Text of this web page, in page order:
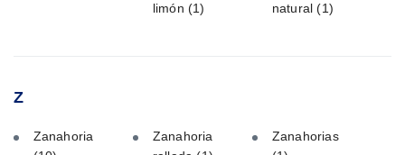
limón (1)
natural(1)
Z
Zanahoria
Zanahoria
Zanahorias